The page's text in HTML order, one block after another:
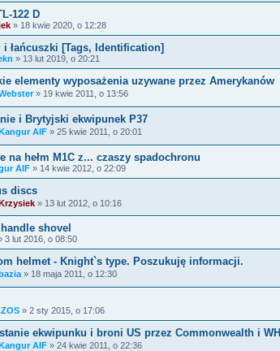
122 D
» 18 kwie 2020, o 12:28
i łańcuszki [Tags, Identification]
» 13 lut 2019, o 20:21
elementy wyposażenia uzywane przez Amerykanów
» 19 kwie 2011, o 13:56
i Brytyjski ekwipunek P37
AIF » 25 kwie 2011, o 20:01
na hełm M1C z... czaszy spadochronu
AIF » 14 kwie 2012, o 22:09
discs
» 13 lut 2012, o 10:16
shovel
3 lut 2016, o 08:50
helmet - Knight`s type. Poszukuję informacji.
bazia » 18 maja 2011, o 12:30
» 2 sty 2015, o 17:06
ekwipunku i broni US przez Commonwealth i WH
AIF » 24 kwie 2011, o 22:36